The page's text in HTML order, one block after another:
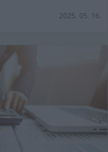
2025. 05. 16.